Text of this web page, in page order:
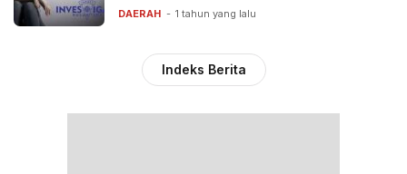
DAERAH 1 tahun yang lalu
Indeks Berita